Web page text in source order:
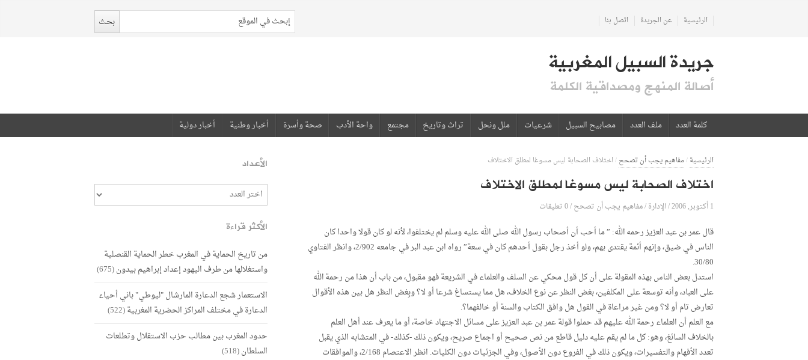
الرئيسية عن الجريدة اتصل بنا
جريدة السبيل المغربية
أصالة المنهج ومصداقية الكلمة
كلمة العدد ملف العدد مصابيح السبيل شرعيات ملل ونحل تراث وتاريخ مجتمع واحة الأدب صحة وأسرة أخبار وطنية أخبار دولية
الرئيسية/مفاهيم يجب أن تصحح/اختلاف الصحابة ليس مسوغا لمطلق الاختلاف
اختلاف الصحابة ليس مسوغا لمطلق الاختلاف
1 أكتوبر, 2006 /الإدارة/مفاهيم يجب أن تصحح/0 تعليقات
قال عمر بن عبد العزيز رحمه الله: ” ما أحب أن أصحاب رسول الله صلى الله عليه وسلم لم يختلفوا، لأنه لو كان قولا واحدا كان
الناس في ضيق، وإنهم أئمة يقتدى بهم، ولو أخذ رجل بقول أحدهم كان في سعة” رواه ابن عبد البر في جامعه 2/902، وانظر الفتاوي
30/80.
استدل بعض الناس بهذه المقولة على أن كل قول محكي عن السلف والعلماء في الشريعة فهو مقبول، من باب أن هذا من رحمة الله
على العباد، وأنه توسعة على المكلفين، بغض النظر عن نوع الخلاف، هل مما يستساغ شرعا أو لا؟ وبِغض النظر هل بين هذه الأقوال
تعارض تام أو لا؟ ومن غير مراعاة في القول هل وافق الكتاب والسنة أو خالفهما؟.
مع العلم أن العلماء رحمة الله عليهم قد حملوا قولة عمر بن عبد العزيز على مسائل الاجتهاد خاصة، أو ما يعرف عند أهل العلم
بالخلاف السائغ، وهو: كل ما لم يقم عليه دليل قاطع من نص صحيح أو اجماع صريح، ويكون ذلك -كذلك- في المتشابه الذي يقبل
تعدد الأفهام والتفسيرات، ويكون ذلك في الفروع دون الأصول، وفي الجزئيات دون الكليات. انظر الاعتصام 2/168، والموافقات
الأعداد
الأكثر قراءة
من تاريخ الحماية في المغرب خطر الحماية القنصلية
واستغلالها من طرف اليهود إعداد إبراهيم بيدون(675)
الاستعمار شجع الدعارة المارشال "ليوطي" باني أحياء
الدعارة في مختلف المراكز الحضرية المغربية(522)
حدود المغرب بين مطالب حزب الاستقلال وتطلعات
السلطان(518)